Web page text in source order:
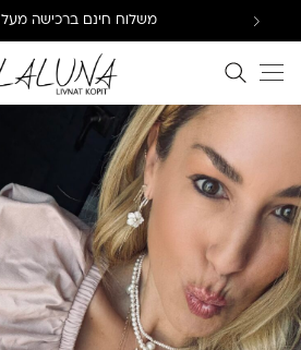
משלוח חינם ברכישה מעל 800 ₪
חיפוש באתר